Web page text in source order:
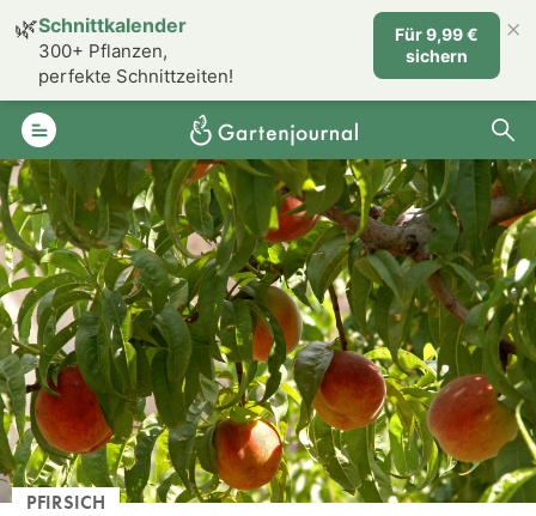
PFIRSICH
🌿Schnittkalender
300+ Pflanzen,
perfekte Schnittzeiten!
Für 9,99 €
sichern
×